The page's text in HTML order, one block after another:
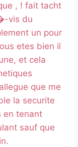
, ! fait tacht
vis du
un pour
etes bien il
et cela
que me
la securite
en tenant
sauf que